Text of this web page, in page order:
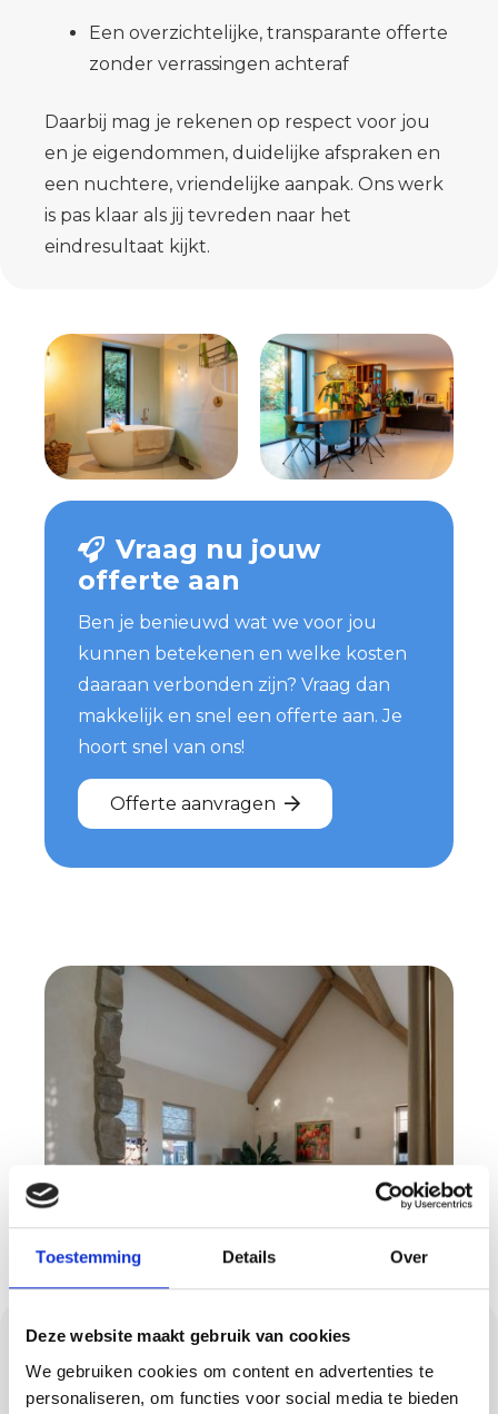
Toestemming Details Over
Deze website maakt gebruik van cookies
We gebruiken cookies om content en advertenties te
personaliseren, om functies voor social media te bieden
Een overzichtelijke, transparante offerte
zonder verrassingen achteraf
Daarbij mag je rekenen op respect voor jou
en je eigendommen, duidelijke afspraken en
een nuchtere, vriendelijke aanpak. Ons werk
is pas klaar als jij tevreden naar het
eindresultaat kijkt.
Vraag nu jouw
offerte aan
Ben je benieuwd wat we voor jou
kunnen betekenen en welke kosten
daaraan verbonden zijn? Vraag dan
makkelijk en snel een offerte aan. Je
hoort snel van ons!
Offerte aanvragen
Heldere werkwijze
van opname tot